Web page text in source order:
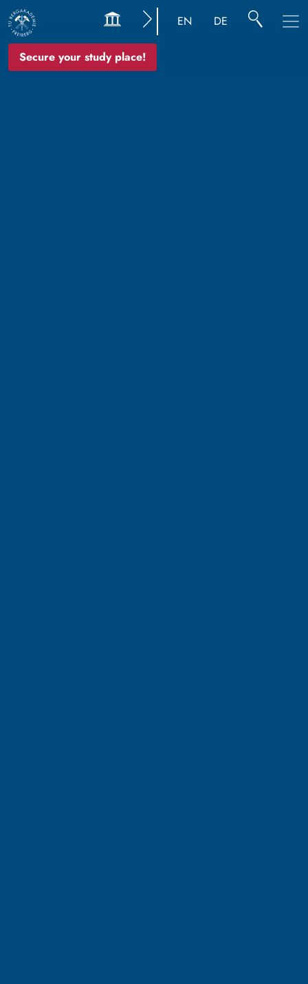
Secure your study place!
EN DE